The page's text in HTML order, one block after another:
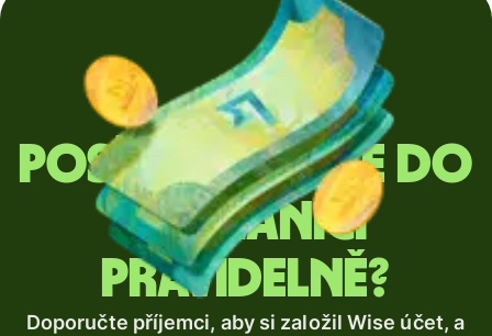
Posíláte peníze do
zahraničí
pravidelně?
Doporučte příjemci, aby si založil Wise účet, a